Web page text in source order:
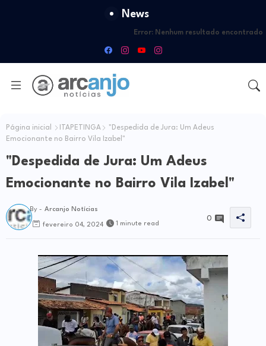
News
Error: Nenhum resultado encontrado
Página inicial ITAPETINGA
"Despedida de Jura: Um Adeus
Emocionante no Bairro Vila Izabel"
"Despedida de Jura: Um Adeus
Emocionante no Bairro Vila Izabel"
By - Arcanjo Notícias
fevereiro 04, 2024 1 minute read
0